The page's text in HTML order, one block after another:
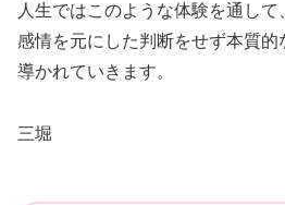
人生ではこのような体験を通して
感情を元にした判断をせず本質的
導かれていきます。
三堀